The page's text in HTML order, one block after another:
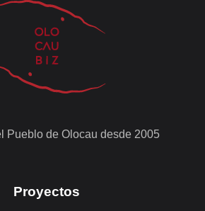
Pueblo de Olocau desde 2005
Proyectos